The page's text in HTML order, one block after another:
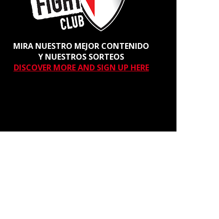
MIRA NUESTRO MEJOR CONTENIDO
Y NUESTROS SORTEOS
DISCOVER MORE AND SIGN UP HERE